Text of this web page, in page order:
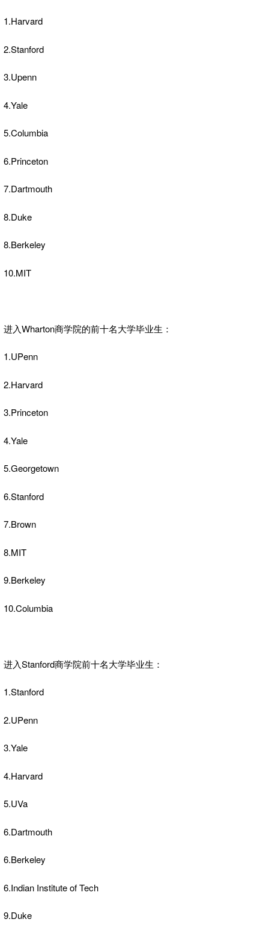
1.Harvard
2.Stanford
3.Upenn
4.Yale
5.Columbia
6.Princeton
7.Dartmouth
8.Duke
8.Berkeley
10.MIT
进入Wharton商学院的前十名大学毕业生：
1.UPenn
2.Harvard
3.Princeton
4.Yale
5.Georgetown
6.Stanford
7.Brown
8.MIT
9.Berkeley
10.Columbia
进入Stanford商学院前十名大学毕业生：
1.Stanford
2.UPenn
3.Yale
4.Harvard
5.UVa
6.Dartmouth
6.Berkeley
6.Indian Institute of Tech
9.Duke